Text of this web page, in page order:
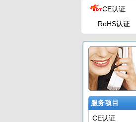
CE认证
RoHS认证
服务项目
CE认证